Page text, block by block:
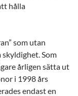
hålla
som utan
Som
årligen sätta ut
i 1998 års
endast en